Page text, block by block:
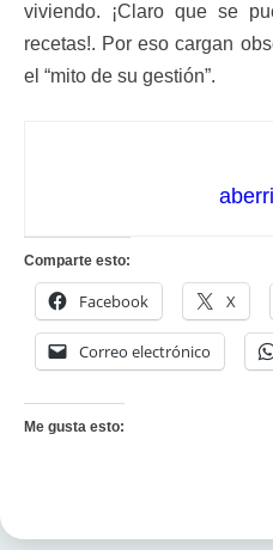
viviendo. ¡Claro que se
recetas!. Por eso cargan
el “mito de su gestión”.
Comparte esto:
Facebook X
Correo electrónico
Me gusta esto: